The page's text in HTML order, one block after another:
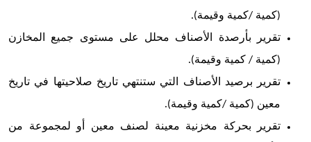
(كمية /كمية وقيمة).
تقرير بأرصدة الأصناف محلل على مستوى جميع المخازن
(كمية / كمية وقيمة).
تقرير برصيد الأصناف التي ستنتهي تاريخ صلاحيتها في تاريخ
معين (كمية /كمية وقيمة).
تقرير بحركة مخزنية معينة لصنف معين أو لمجموعة من